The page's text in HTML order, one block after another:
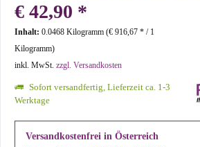
€ 42,90 *
Inhalt: 0.0468 Kilogramm (€ 916,67 * / 1
Kilogramm)
inkl. MwSt. zzgl. Versandkosten
Sofort versandfertig, Lieferzeit ca. 1-3
Werktage
Versandkostenfrei in Österreich